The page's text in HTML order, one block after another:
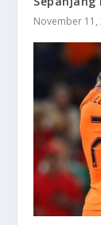
November 11,